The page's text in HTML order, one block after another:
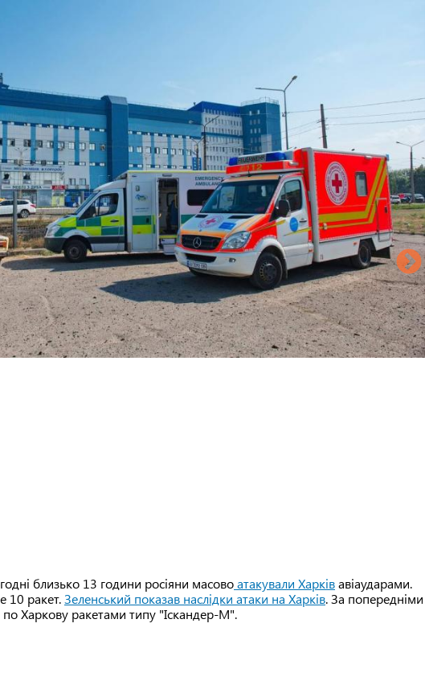
близько 13 години росіяни масовоатакували Харківавіаударами.
10 ракет.Зеленський показав наслідки атаки на Харків. За попередніми
Харкову ракетами типу "Іскандер-М".